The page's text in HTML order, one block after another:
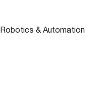
Robotics & Automation